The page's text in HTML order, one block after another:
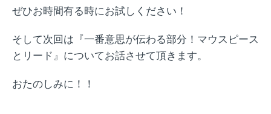
ぜひお時間有る時にお試しください！
そして次回は『一番意思が伝わる部分！マウスピース
とリード』についてお話させて頂きます。
おたのしみに！！